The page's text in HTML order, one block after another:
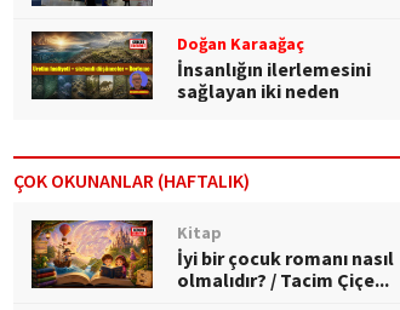
Doğan Karaağaç
İnsanlığın ilerlemesini
sağlayan iki neden
ÇOK OKUNANLAR (HAFTALIK)
Kitap
İyi bir çocuk romanı nasıl
olmalıdır? / Tacim Çiçe...